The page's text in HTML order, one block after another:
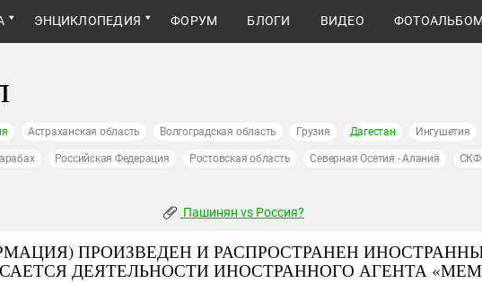
ЭНЦИКЛОПЕДИЯ ФОРУМ БЛОГИ ВИДЕО
Астраханская область Волгоградская область Грузия Дагестан Ингушетия
Российская Федерация Ростовская область Северная Осетия - Алания
Пашинян vs Россия?
ПРОИЗВЕДЕН И РАСПРОСТРАНЕН
ДЕЯТЕЛЬНОСТИ ИНОСТРАННОГО АГЕНТА